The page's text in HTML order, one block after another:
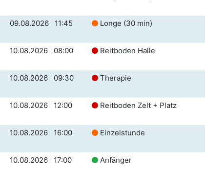
09.08.2026 11:45
Longe (30 min)
10.08.2026 08:00
Reitboden Halle
10.08.2026 09:30
Therapie
10.08.2026 12:00
Reitboden Zelt + Platz
10.08.2026 16:00
Einzelstunde
10.08.2026 17:00
Anfänger